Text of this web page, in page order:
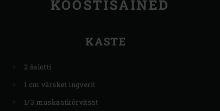
KOOSTISAINED
KASTE
2 šalotti
1 cm värsket ingverit
1/3 muskaatkõrvitsat